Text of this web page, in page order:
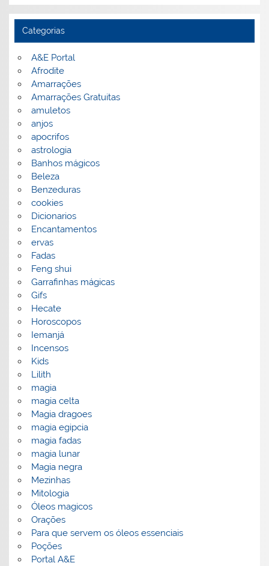
Categorias
A&E Portal
Afrodite
Amarrações
Amarrações Gratuitas
amuletos
anjos
apocrifos
astrologia
Banhos mágicos
Beleza
Benzeduras
cookies
Dicionarios
Encantamentos
ervas
Fadas
Feng shui
Garrafinhas mágicas
Gifs
Hecate
Horoscopos
Iemanjá
Incensos
Kids
Lilith
magia
magia celta
Magia dragoes
magia egipcia
magia fadas
magia lunar
Magia negra
Mezinhas
Mitologia
Óleos magicos
Orações
Para que servem os óleos essenciais
Poções
Portal A&E